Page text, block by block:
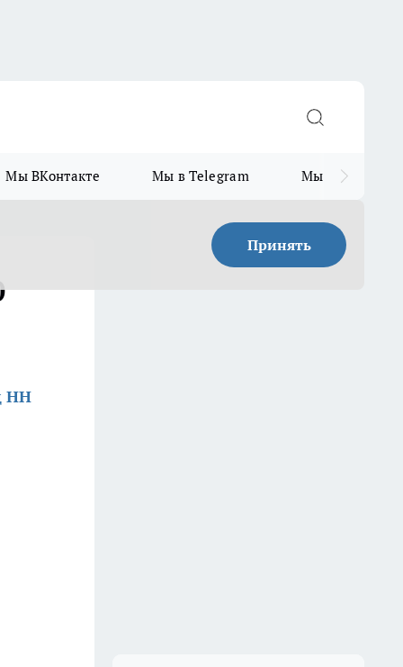
Мы ВКонтакте Мы в Telegram Мы в MAX
Принять
НН